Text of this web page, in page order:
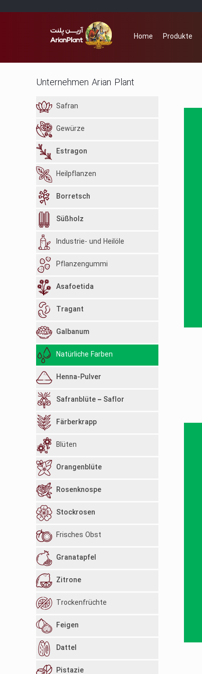
Home Produkte
Unternehmen Arian Plant
Safran
Gewürze
Estragon
Heilpflanzen
Borretsch
Süßholz
Industrie- und Heilöle
Pflanzengummi
Asafoetida
Tragant
Galbanum
Natürliche Farben
Henna-Pulver
Safranblüte – Saflor
Färberkrapp
Blüten
Orangenblüte
Rosenknospe
Stockrosen
Frisches Obst
Granatapfel
Zitrone
Trockenfrüchte
Feigen
Dattel
Pistazie